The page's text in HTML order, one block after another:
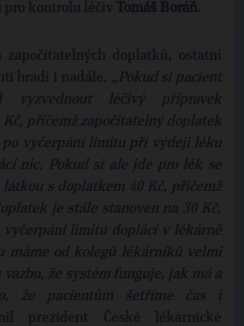
pro kontrolu léčiv Tomáš Boráň.
započitatelných doplatků, ostatní
hradí i nadále. „Pokud si pacient
vyzvednout léčivý přípravek
Kč, přičemž započitatelný doplatek
po vyčerpání limitu při výdeji léku
nic. Pokud si ale jde pro lék se
látkou s doplatkem 40 Kč, přičemž
je stále stanoven na 30 Kč,
vyčerpání limitu doplácí v lékárně
máme od kolegů lékárníků velmi
vazbu, že systém funguje, jak má a
že pacientům šetříme čas i
prezident České lékárnické